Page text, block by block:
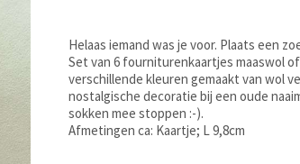
Helaas iemand was je voor. Plaats een
Set van 6 fourniturenkaartjes maaswol
verschillende kleuren gemaakt van wol
nostalgische decoratie bij een oude
sokken mee stoppen :-).
Afmetingen ca: Kaartje; L 9,8cm